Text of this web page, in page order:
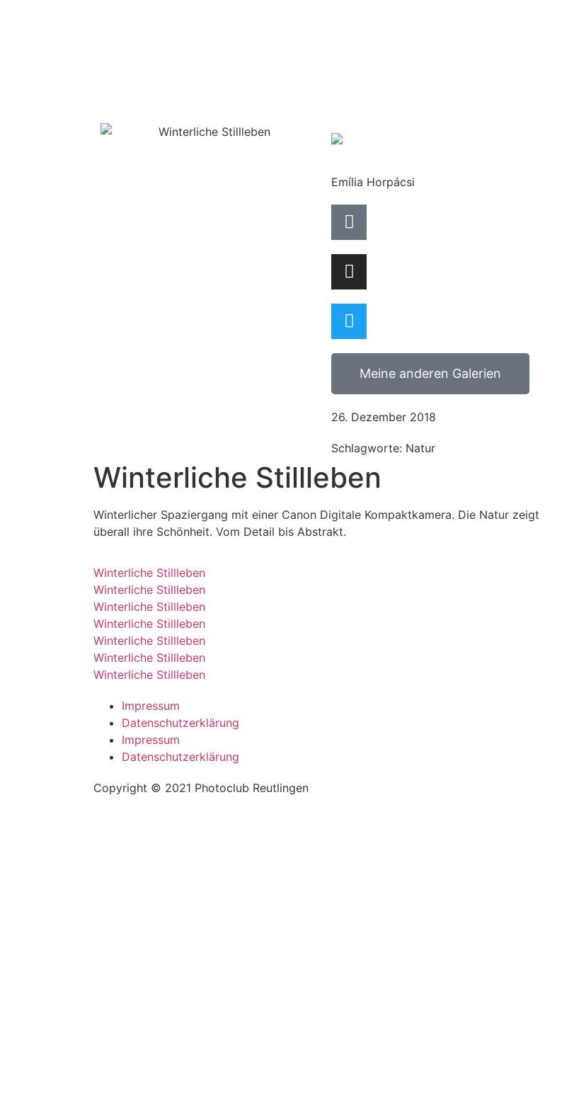
Emília Horpácsi
Meine anderen Galerien
26. Dezember 2018
Schlagworte: Natur
Winterliche Stillleben
Winterlicher Spaziergang mit einer Canon Digitale Kompaktkamera. Die Natur zeigt
überall ihre Schönheit. Vom Detail bis Abstrakt.
Winterliche Stillleben
Winterliche Stillleben
Winterliche Stillleben
Winterliche Stillleben
Winterliche Stillleben
Winterliche Stillleben
Winterliche Stillleben
Impressum
Datenschutzerklärung
Impressum
Datenschutzerklärung
Copyright © 2021 Photoclub Reutlingen